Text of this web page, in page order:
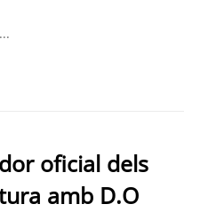
oficial dels
amb D.O